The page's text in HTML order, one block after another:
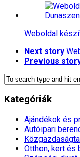
Weboldal
Next story
Previous
Kategóriák
Ajándékok és
Autóipari
Otthon, kert és